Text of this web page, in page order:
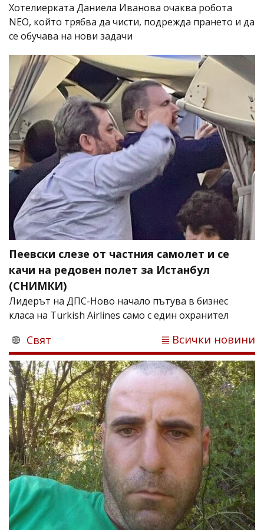
Хотелиерката Даниела Иванова очаква робота
NEO, който трябва да чисти, подрежда прането и да
се обучава на нови задачи
Пеевски слезе от частния самолет и се
качи на редовен полет за Истанбул
(СНИМКИ)
Лидерът на ДПС-Ново начало пътува в бизнес
класа на Turkish Airlines само с един охранител
Свят Всички новини